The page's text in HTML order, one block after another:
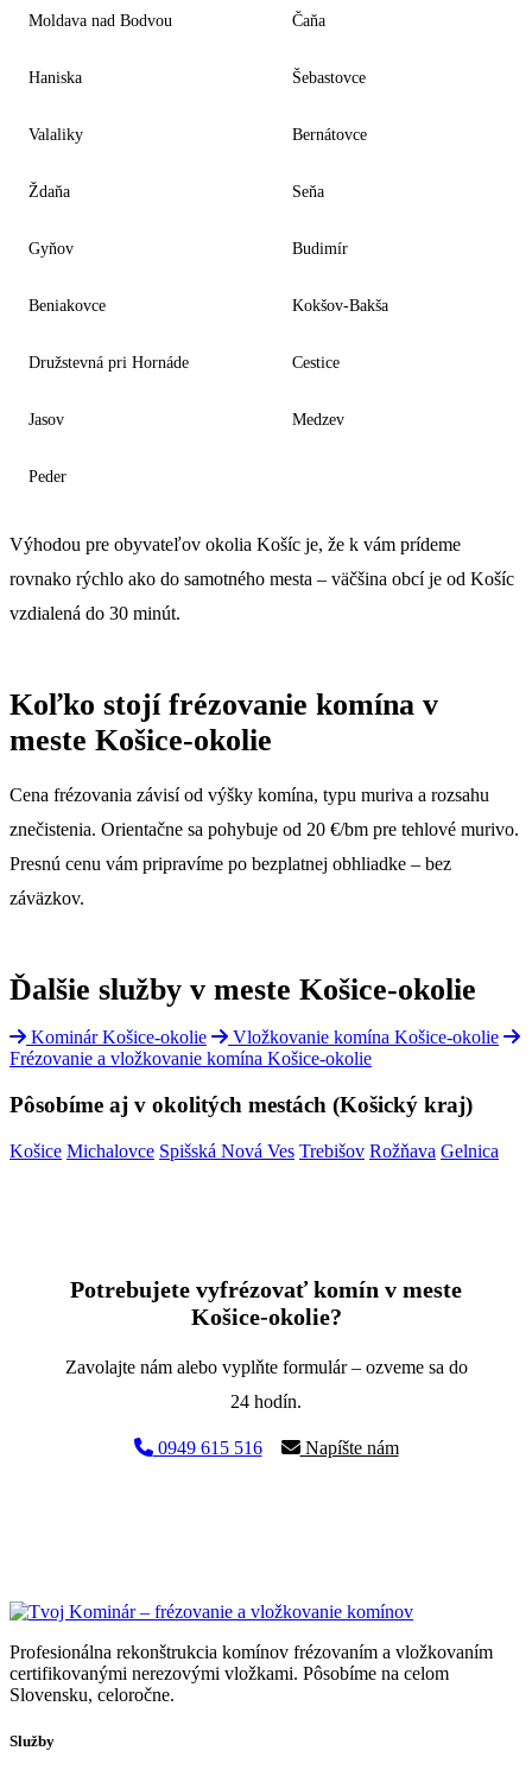
Moldava nad Bodvou Čaňa
Haniska Šebastovce
Valaliky Bernátovce
Ždaňa Seňa
Gyňov Budimír
Beniakovce Kokšov-Bakša
Družstevná pri Hornáde Cestice
Jasov Medzev
Peder
Výhodou pre obyvateľov okolia Košíc je, že k vám prídeme
rovnako rýchlo ako do samotného mesta – väčšina obcí je od Košíc
vzdialená do 30 minút.
Koľko stojí frézovanie komína v
meste Košice-okolie
Cena frézovania závisí od výšky komína, typu muriva a rozsahu
znečistenia. Orientačne sa pohybuje od 20 €/bm pre tehlové murivo.
Presnú cenu vám pripravíme po bezplatnej obhliadke – bez
záväzkov.
Ďalšie služby v meste Košice-okolie
Kominár Košice-okolie
Vložkovanie komína Košice-okolie
Frézovanie a vložkovanie komína Košice-okolie
Pôsobíme aj v okolitých mestách (Košický kraj)
Košice Michalovce Spišská Nová Ves Trebišov Rožňava Gelnica
Potrebujete vyfrézovať komín v meste
Košice-okolie?
Zavolajte nám alebo vyplňte formulár – ozveme sa do
24 hodín.
0949 615 516 Napíšte nám
Profesionálna rekonštrukcia komínov frézovaním a vložkovaním
certifikovanými nerezovými vložkami. Pôsobíme na celom
Slovensku, celoročne.
Služby